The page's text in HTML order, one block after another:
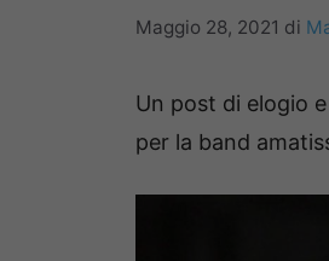
Maggio 28, 2021 di
Un post di elogio
per la band